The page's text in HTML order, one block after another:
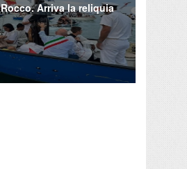
Arriva la reliquia